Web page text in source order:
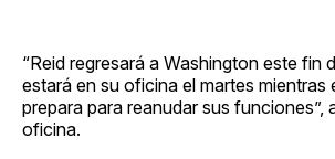
“Reid regresará a Washington este fin
estará en su oficina el martes mientras
prepara para reanudar sus funciones”,
oficina.